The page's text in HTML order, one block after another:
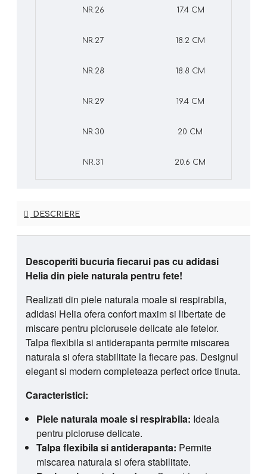
NR.26 17.4 CM
NR.27 18.2 CM
NR.28 18.8 CM
NR.29 19.4 CM
NR.30 20 CM
NR.31 20.6 CM
DESCRIERE
Descoperiti bucuria fiecarui pas cu adidasi
Helia din piele naturala pentru fete!
Realizati din piele naturala moale si respirabila,
adidasi Helia ofera confort maxim si libertate de
miscare pentru piciorusele delicate ale fetelor.
Talpa flexibila si antiderapanta permite miscarea
naturala si ofera stabilitate la fiecare pas. Designul
elegant si modern completeaza perfect orice tinuta.
Caracteristici:
Piele naturala moale si respirabila: Ideala
pentru picioruse delicate.
Talpa flexibila si antiderapanta: Permite
miscarea naturala si ofera stabilitate.